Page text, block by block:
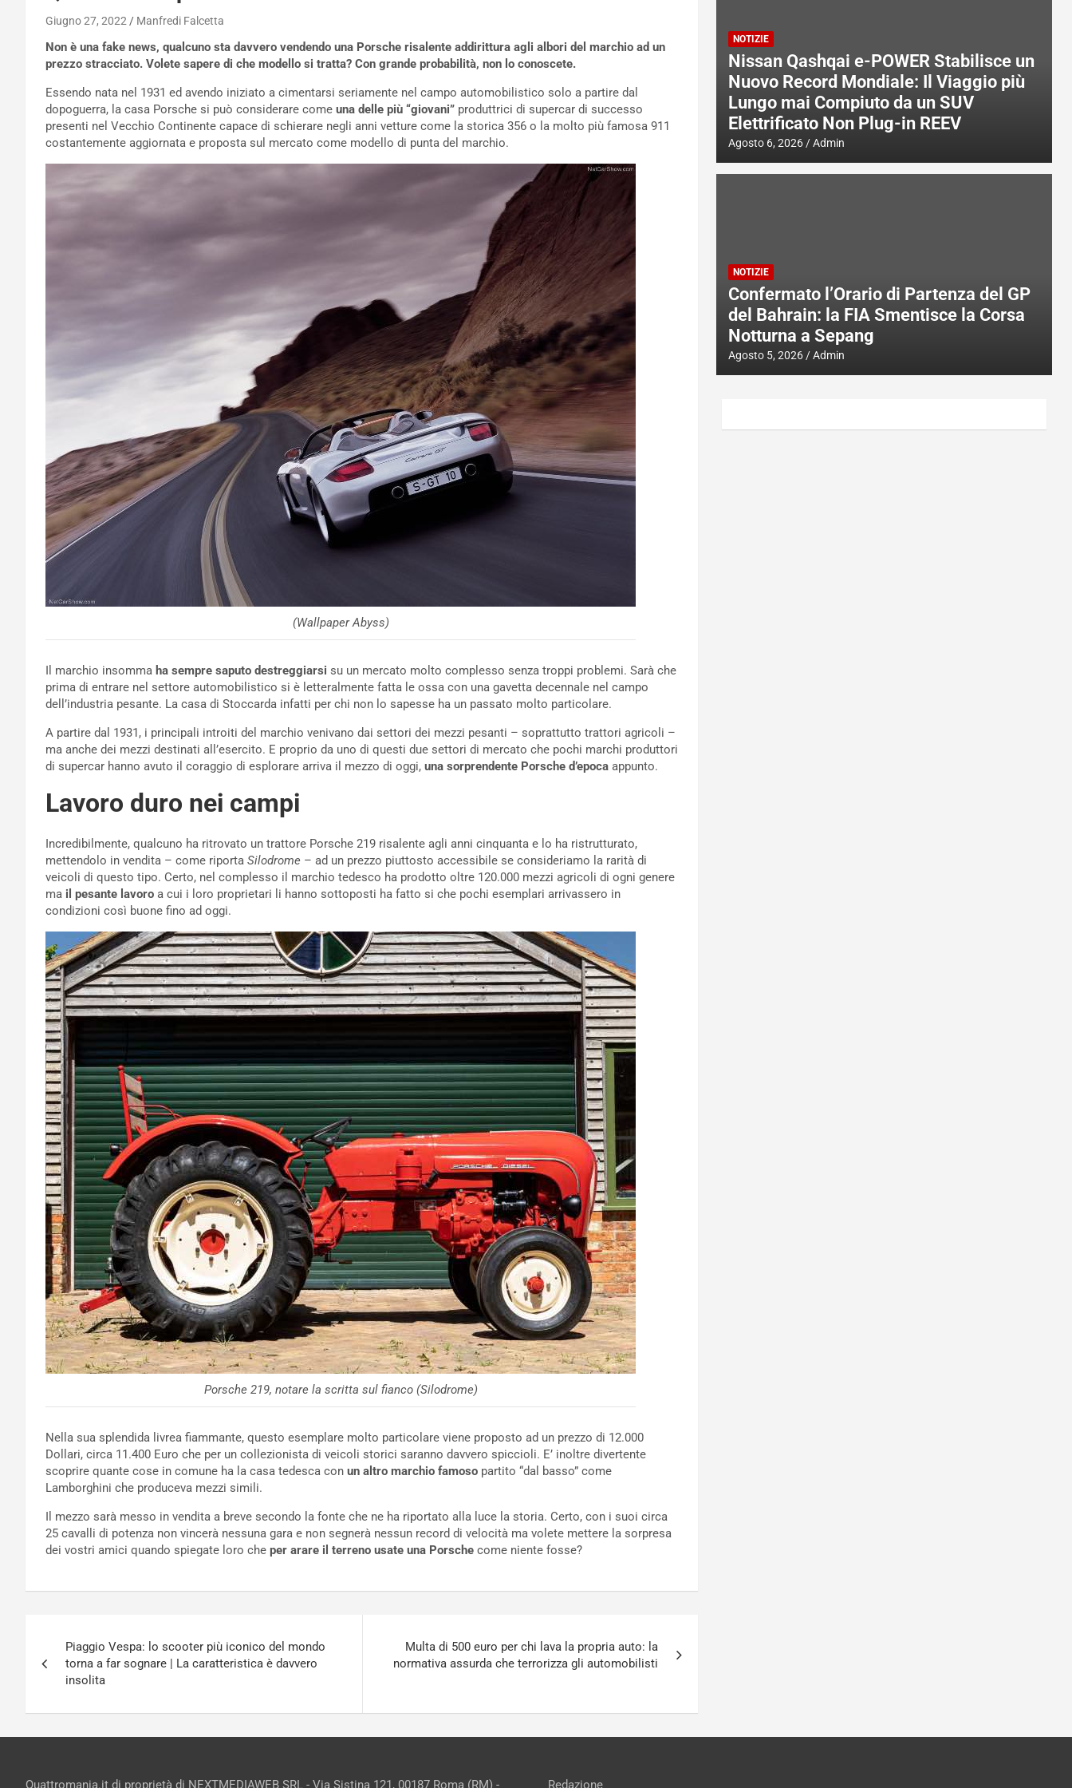
Giugno 27, 2022 Manfredi Falcetta
Non è una fake news, qualcuno sta davvero vendendo una Porsche risalente addirittura agli albori del marchio ad un
prezzo stracciato. Volete sapere di che modello si tratta? Con grande probabilità, non lo conoscete.
Essendo nata nel 1931 ed avendo iniziato a cimentarsi seriamente nel campo automobilistico solo a partire dal
dopoguerra, la casa Porsche si può considerare come una delle più “giovani” produttrici di supercar di successo
presenti nel Vecchio Continente capace di schierare negli anni vetture come la storica 356 o la molto più famosa 911
costantemente aggiornata e proposta sul mercato come modello di punta del marchio.
(Wallpaper Abyss)
Il marchio insomma ha sempre saputo destreggiarsi su un mercato molto complesso senza troppi problemi. Sarà che
prima di entrare nel settore automobilistico si è letteralmente fatta le ossa con una gavetta decennale nel campo
dell’industria pesante. La casa di Stoccarda infatti per chi non lo sapesse ha un passato molto particolare.
A partire dal 1931, i principali introiti del marchio venivano dai settori dei mezzi pesanti – soprattutto trattori agricoli –
ma anche dei mezzi destinati all’esercito. E proprio da uno di questi due settori di mercato che pochi marchi produttori
di supercar hanno avuto il coraggio di esplorare arriva il mezzo di oggi, una sorprendente Porsche d’epoca appunto.
Lavoro duro nei campi
Incredibilmente, qualcuno ha ritrovato un trattore Porsche 219 risalente agli anni cinquanta e lo ha ristrutturato,
mettendolo in vendita – come riporta Silodrome – ad un prezzo piuttosto accessibile se consideriamo la rarità di
veicoli di questo tipo. Certo, nel complesso il marchio tedesco ha prodotto oltre 120.000 mezzi agricoli di ogni genere
ma il pesante lavoro a cui i loro proprietari li hanno sottoposti ha fatto si che pochi esemplari arrivassero in
condizioni così buone fino ad oggi.
Porsche 219, notare la scritta sul fianco (Silodrome)
Nella sua splendida livrea fiammante, questo esemplare molto particolare viene proposto ad un prezzo di 12.000
Dollari, circa 11.400 Euro che per un collezionista di veicoli storici saranno davvero spiccioli. E’ inoltre divertente
scoprire quante cose in comune ha la casa tedesca con un altro marchio famoso partito “dal basso” come
Lamborghini che produceva mezzi simili.
Il mezzo sarà messo in vendita a breve secondo la fonte che ne ha riportato alla luce la storia. Certo, con i suoi circa
25 cavalli di potenza non vincerà nessuna gara e non segnerà nessun record di velocità ma volete mettere la sorpresa
dei vostri amici quando spiegate loro che per arare il terreno usate una Porsche come niente fosse?
articoli
Piaggio Vespa: lo scooter più iconico del mondo
torna a far sognare | La caratteristica è davvero
insolita
Multa di 500 euro per chi lava la propria auto: la
normativa assurda che terrorizza gli automobilisti
NOTIZIE
Nissan Qashqai e-POWER Stabilisce un
Nuovo Record Mondiale: Il Viaggio più
Lungo mai Compiuto da un SUV
Elettrificato Non Plug-in REEV
Agosto 6, 2026 Admin
NOTIZIE
Confermato l’Orario di Partenza del GP
del Bahrain: la FIA Smentisce la Corsa
Notturna a Sepang
Agosto 5, 2026 Admin
Quattromania.it di proprietà di NEXTMEDIAWEB SRL - Via Sistina 121, 00187 Roma (RM) - Redazione